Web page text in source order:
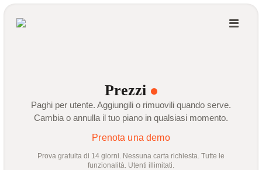
Prezzi
Paghi per utente. Aggiungili o rimuovili quando serve.
Cambia o annulla il tuo piano in qualsiasi momento.
Prenota una demo
Prova gratuita di 14 giorni. Nessuna carta richiesta. Tutte le
funzionalità. Utenti illimitati.